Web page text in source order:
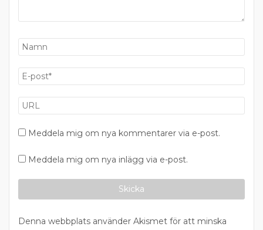
Meddela mig om nya kommentarer via e-post.
Meddela mig om nya inlägg via e-post.
Denna webbplats använder Akismet för att minska